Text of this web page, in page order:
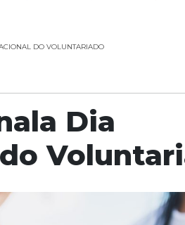
DO VOLUNTARIADO
Dia